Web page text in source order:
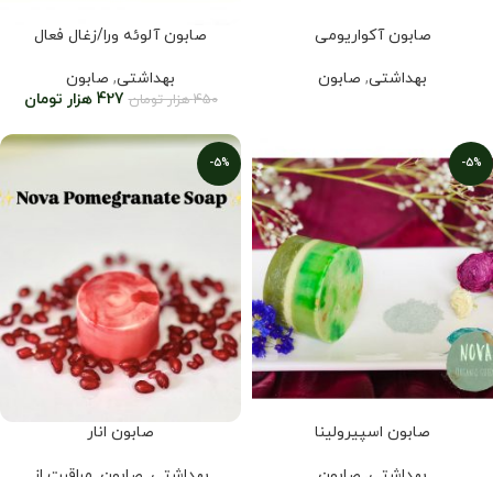
صابون آکواریومی
بهداشتی, صابون
صابون آلوئه ورا/زغال فعال
بهداشتی, صابون
450 هزار تومان 427 هزار تومان
-5%
صابون اسپیرولینا
-5%
صابون انار